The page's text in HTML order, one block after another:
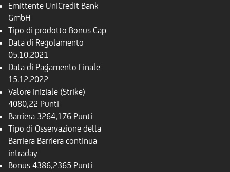
Emittente UniCredit Bank
GmbH
Tipo di prodotto Bonus Cap
Data di Regolamento
05.10.2021
Data di Pagamento Finale
15.12.2022
Valore Iniziale (Strike)
4080,22 Punti
Barriera 3264,176 Punti
Tipo di Osservazione della
Barriera Barriera continua
intraday
Bonus 4386,2365 Punti